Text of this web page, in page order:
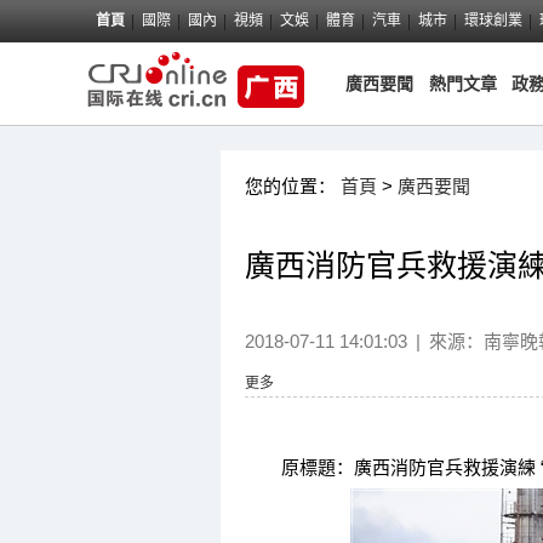
首頁 國際 國內 視頻 文娛 體育 汽車 城市 環球創業
廣西要聞 熱門文章 政
您的位置： 首頁 > 廣西要聞
廣西消防官兵救援演
2018-07-11 14:01:03 | 來源： 南寧晚
更多
原標題：廣西消防官兵救援演練